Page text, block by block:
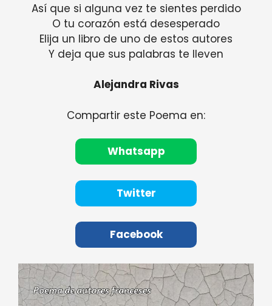
Así que si alguna vez te sientes perdido
O tu corazón está desesperado
Elija un libro de uno de estos autores
Y deja que sus palabras te lleven
Alejandra Rivas
Compartir este Poema en:
Whatsapp
Twitter
Facebook